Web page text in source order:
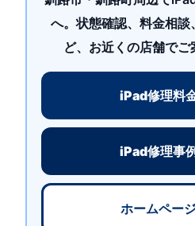
へ。状態確認、料金相
ど、お近くの店舗でご
iPad修理料
iPad修理事
ホームペー